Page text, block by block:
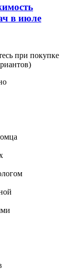
в июле
при покупке